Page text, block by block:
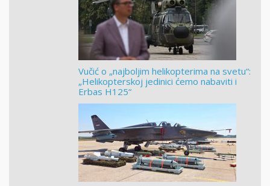
Vučić o „najboljim helikopterima na svetu“:
„Helikopterskoj jedinici ćemo nabaviti i
Erbas H125“